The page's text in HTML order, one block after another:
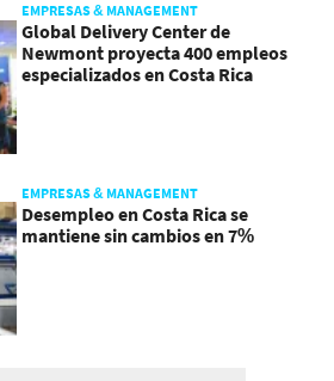
EMPRESAS & MANAGEMENT
Global Delivery Center de
Newmont proyecta 400 empleos
especializados en Costa Rica
EMPRESAS & MANAGEMENT
Desempleo en Costa Rica se
mantiene sin cambios en 7%